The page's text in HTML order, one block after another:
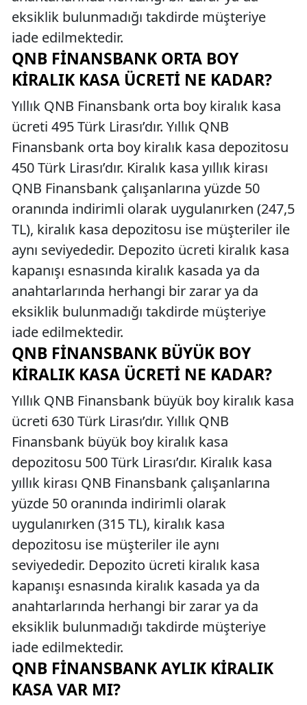
eksiklik bulunmadığı takdirde müşteriye
iade edilmektedir.
QNB FINANSBANK ORTA BOY
KIRALIK KASA ÜCRETI NE KADAR?
Yıllık QNB Finansbank orta boy kiralık kasa
ücreti 495 Türk Lirası’dır. Yıllık QNB
Finansbank orta boy kiralık kasa depozitosu
450 Türk Lirası’dır. Kiralık kasa yıllık kirası
QNB Finansbank çalışanlarına yüzde 50
oranında indirimli olarak uygulanırken (247,5
TL), kiralık kasa depozitosu ise müşteriler ile
aynı seviyededir. Depozito ücreti kiralık kasa
kapanışı esnasında kiralık kasada ya da
anahtarlarında herhangi bir zarar ya da
eksiklik bulunmadığı takdirde müşteriye
iade edilmektedir.
QNB FINANSBANK BÜYÜK BOY
KIRALIK KASA ÜCRETI NE KADAR?
Yıllık QNB Finansbank büyük boy kiralık kasa
ücreti 630 Türk Lirası’dır. Yıllık QNB
Finansbank büyük boy kiralık kasa
depozitosu 500 Türk Lirası’dır. Kiralık kasa
yıllık kirası QNB Finansbank çalışanlarına
yüzde 50 oranında indirimli olarak
uygulanırken (315 TL), kiralık kasa
depozitosu ise müşteriler ile aynı
seviyededir. Depozito ücreti kiralık kasa
kapanışı esnasında kiralık kasada ya da
anahtarlarında herhangi bir zarar ya da
eksiklik bulunmadığı takdirde müşteriye
iade edilmektedir.
QNB FINANSBANK AYLIK KIRALIK
KASA VAR MI?